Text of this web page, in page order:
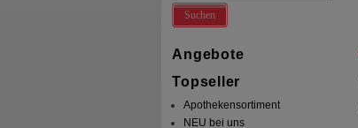
Suchen
Angebote
Topseller
Apothekensortiment
NEU bei uns